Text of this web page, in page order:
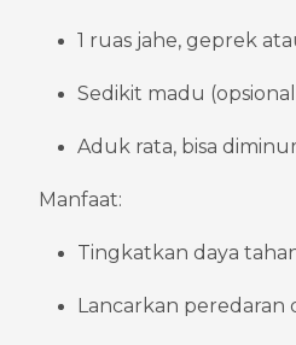
1 ruas jahe, geprek
Sedikit madu
Aduk rata, bisa
Manfaat:
Tingkatkan daya
Lancarkan peredaran